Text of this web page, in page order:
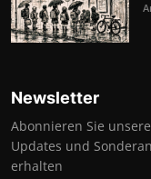
Newsletter
Abonnieren Sie
Updates und
erhalten